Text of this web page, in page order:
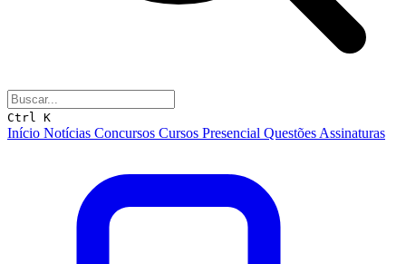
Ctrl K
Início Notícias Concursos Cursos Presencial Questões Assinaturas